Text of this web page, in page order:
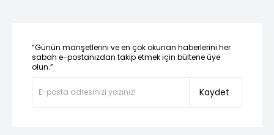
“Günün manşetlerini ve en çok okunan haberlerini her
sabah e-postanızdan takip etmek için bültene üye
olun.”
Kaydet